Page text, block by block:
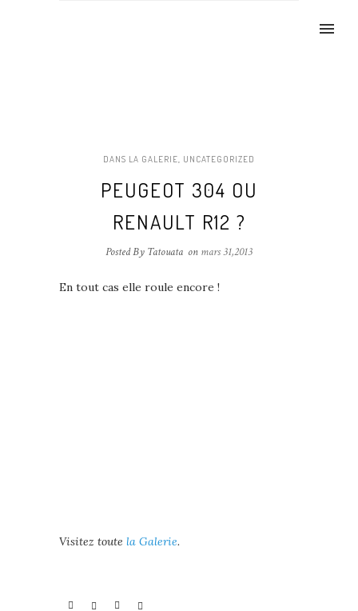
DANS LA GALERIE, UNCATEGORIZED
PEUGEOT 304 OU
RENAULT R12 ?
Posted By Tatouata on mars 31,2013
En tout cas elle roule encore !
Visitez toute la Galerie.